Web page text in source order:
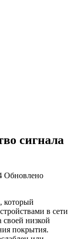
сигнала
Обновлено
который
в сети
низкой
покрытия.